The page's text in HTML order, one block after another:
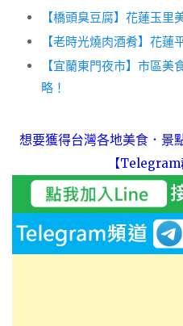
【橋頭臭豆腐】花蓮玉里
【老時光燒肉酒肴】花
【宜蘭東門夜市】市區
略！
想要獲得台灣各地美食．景
【Telegram